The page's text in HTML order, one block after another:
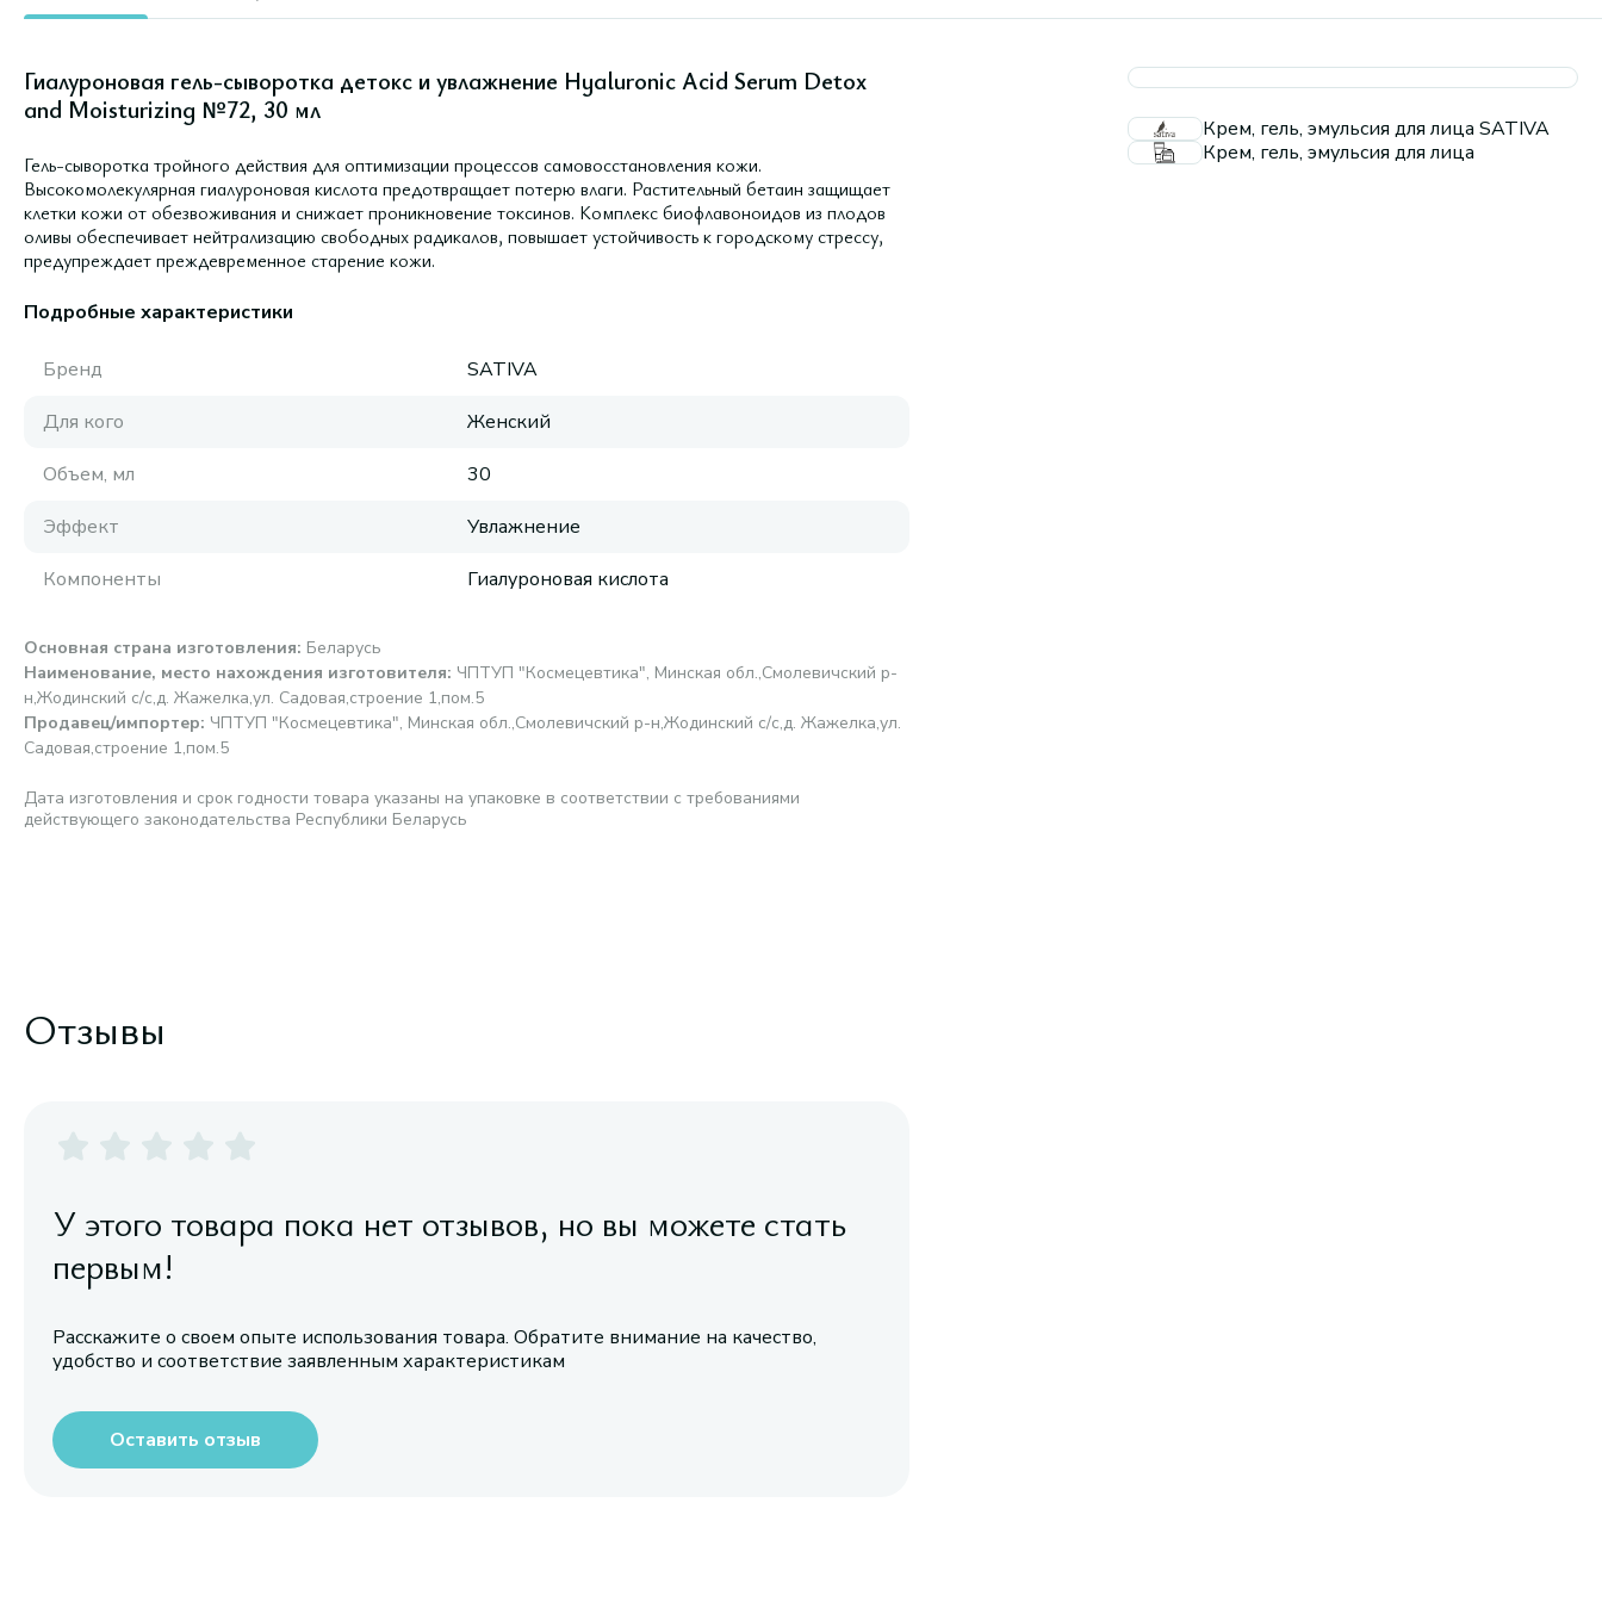
Гиалуроновая гель-сыворотка детокс и увлажнение Hyaluronic Acid Serum Detox
and Moisturizing №72, 30 мл
Гель-сыворотка тройного действия для оптимизации процессов самовосстановления кожи.
Высокомолекулярная гиалуроновая кислота предотвращает потерю влаги. Растительный бетаин защищает
клетки кожи от обезвоживания и снижает проникновение токсинов. Комплекс биофлавоноидов из плодов
оливы обеспечивает нейтрализацию свободных радикалов, повышает устойчивость к городскому стрессу,
предупреждает преждевременное старение кожи.
Подробные характеристики
Бренд
SATIVA
Для кого
Женский
Объем, мл
30
Эффект
Увлажнение
Компоненты
Гиалуроновая кислота
Основная страна изготовления: Беларусь
Наименование, место нахождения изготовителя: ЧПТУП "Космецевтика", Минская обл.,Смолевичский р-
н,Жодинский с/с,д. Жажелка,ул. Садовая,строение 1,пом.5
Продавец/импортер: ЧПТУП "Космецевтика", Минская обл.,Смолевичский р-н,Жодинский с/с,д. Жажелка,ул.
Садовая,строение 1,пом.5
Дата изготовления и срок годности товара указаны на упаковке в соответствии с требованиями
действующего законодательства Республики Беларусь
Крем, гель, эмульсия для лица SATIVA
Крем, гель, эмульсия для лица
Отзывы
У этого товара пока нет отзывов, но вы можете стать
первым!
Расскажите о своем опыте использования товара. Обратите внимание на качество,
удобство и соответствие заявленным характеристикам
Оставить отзыв